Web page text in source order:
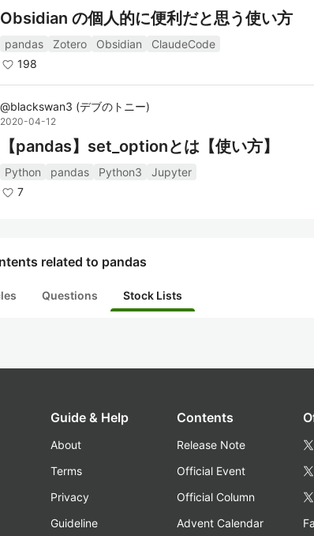
データ分析
NumPy
Obsidian の個人的に便利だと思う使い方
pandas Zotero Obsidian
ClaudeCode
198
@blackswan3 (デブのトニー)
2020-04-12
【pandas】set_optionとは【使い方】
Python pandas Python3
Jupyter
7
related to pandas
Questions Stock Lists
Guide & Help
About
Terms
Privacy
Guideline
Contents
Release Note
Official Event
Official Column
Advent Calendar